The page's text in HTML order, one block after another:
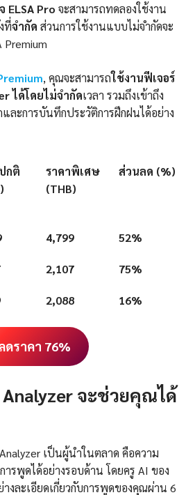
ELSA Pro จะสามารถทดลองใช้งาน
ที่จำกัด ส่วนการใช้งานแบบไม่จำกัดจะ
Premium
, คุณจะสามารถใช้งานฟีเจอร์
ได้โดยไม่จำกัดเวลา รวมถึงเข้าถึง
และการบันทึกประวัติการฝึกฝนได้อย่าง
กติ
ราคาพิเศษ
(THB)
ส่วนลด (%)
4,799 52%
2,107 75%
2,088 16%
ดราคา 76%
Analyzer จะช่วยคุณได้
เป็นผู้นำในตลาด คือความ
ารพูดได้อย่างรอบด้าน โดยครู AI ของ
งละเอียดเกี่ยวกับการพูดของคุณผ่าน 6